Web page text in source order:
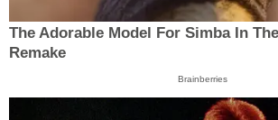
The Adorable Model For Simba In
Remake
Brainberries